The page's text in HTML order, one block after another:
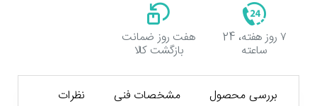
۷ روز هفته، 24
ساعته
هفت روز ضمانت
بازگشت کالا
بررسی محصول مشخصات فنی نظرات